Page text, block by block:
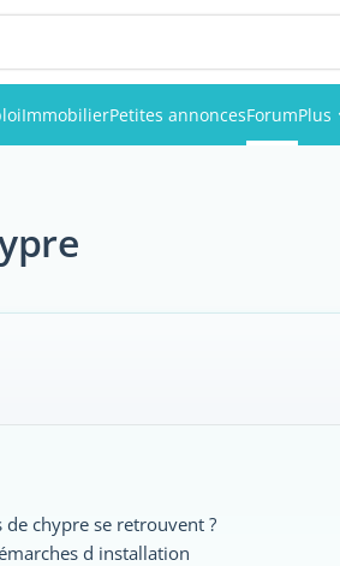
ImmobilierPetites annoncesForumPlus
chypre se retrouvent ?
d installation